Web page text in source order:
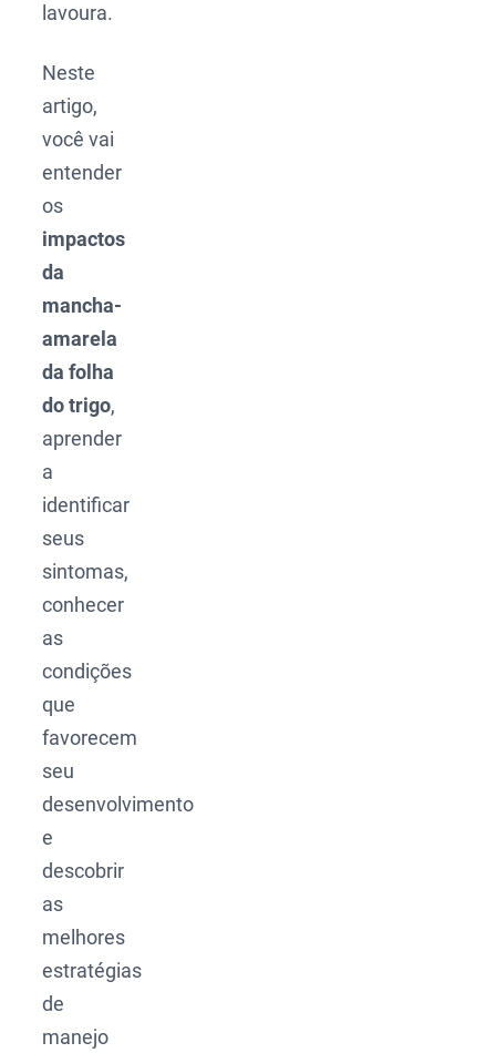
lavoura.
Neste
artigo,
você vai
entender
os
impactos
da
mancha-
amarela
da folha
do trigo,
aprender
a
identificar
seus
sintomas,
conhecer
as
condições
que
favorecem
seu
desenvolvimento
e
descobrir
as
melhores
estratégias
de
manejo